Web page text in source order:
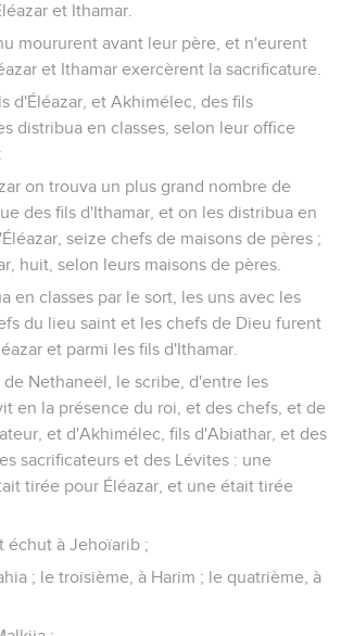
et Ithamar.
moururent avant leur père, et n'eurent
et Ithamar exercèrent la sacrificature.
d'Éléazar, et Akhimélec, des fils
distribua en classes, selon leur office
on trouva un plus grand nombre de
des fils d'Ithamar, et on les distribua en
seize chefs de maisons de pères ;
huit, selon leurs maisons de pères.
en classes par le sort, les uns avec les
du lieu saint et les chefs de Dieu furent
et parmi les fils d'Ithamar.
de Nethaneël, le scribe, d'entre les
en la présence du roi, et des chefs, et de
et d'Akhimélec, fils d'Abiathar, et des
sacrificateurs et des Lévites : une
tirée pour Éléazar, et une était tirée
échut à Jehoïarib ;
; le troisième, à Harim ; le quatrième, à